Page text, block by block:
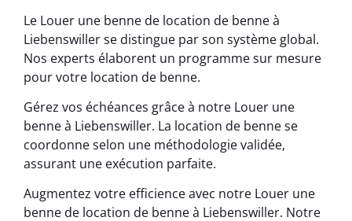
Le Louer une benne de location de benne à
Liebenswiller se distingue par son système global.
Nos experts élaborent un programme sur mesure
pour votre location de benne.
Gérez vos échéances grâce à notre Louer une
benne à Liebenswiller. La location de benne se
coordonne selon une méthodologie validée,
assurant une exécution parfaite.
Augmentez votre efficience avec notre Louer une
benne de location de benne à Liebenswiller. Notre